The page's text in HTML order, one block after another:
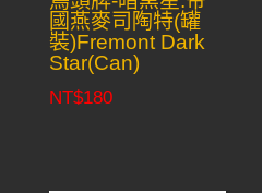
國燕麥司陶特(罐
裝)Fremont Dark
Star(Can)
NT$180